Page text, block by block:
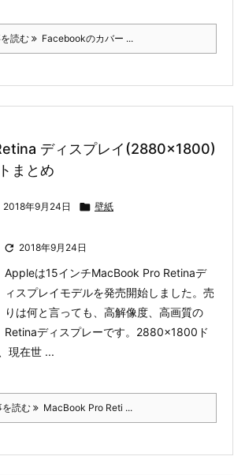
読む Facebookのカバー ...
ディスプレイ(2880×1800)
まとめ
2018年9月24日  壁紙
 2018年9月24日
Appleは15インチMacBook Pro Retinaデ
ィスプレイモデルを発売開始しました。売
りは何と言っても、高解像度、高画質の
Retinaディスプレーです。2880×1800ド
現在世 ...
を読む MacBook Pro Reti ...